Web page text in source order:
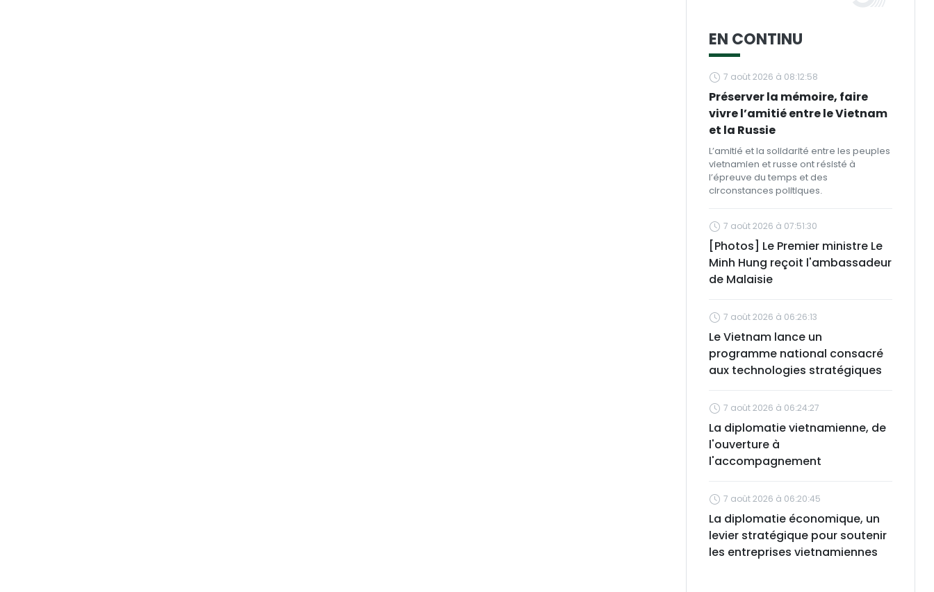
EN CONTINU
7 août 2026 à 08:12:58
Préserver la mémoire, faire
vivre l’amitié entre le Vietnam
et la Russie
L’amitié et la solidarité entre les peuples
vietnamien et russe ont résisté à
l’épreuve du temps et des
circonstances politiques.
7 août 2026 à 07:51:30
[Photos] Le Premier ministre Le
Minh Hung reçoit l'ambassadeur
de Malaisie
7 août 2026 à 06:26:13
Le Vietnam lance un
programme national consacré
aux technologies stratégiques
7 août 2026 à 06:24:27
La diplomatie vietnamienne, de
l'ouverture à
l'accompagnement
7 août 2026 à 06:20:45
La diplomatie économique, un
levier stratégique pour soutenir
les entreprises vietnamiennes